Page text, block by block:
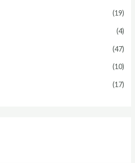
(19)
(4)
(47)
(10)
(17)